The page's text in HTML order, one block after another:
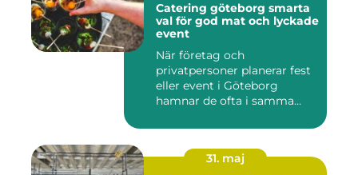
Catering göteborg smarta
val för god mat och lyckade
event
När företag och
privatpersoner planerar fest
eller event i Göteborg
hamnar de ofta i samma
31. maj